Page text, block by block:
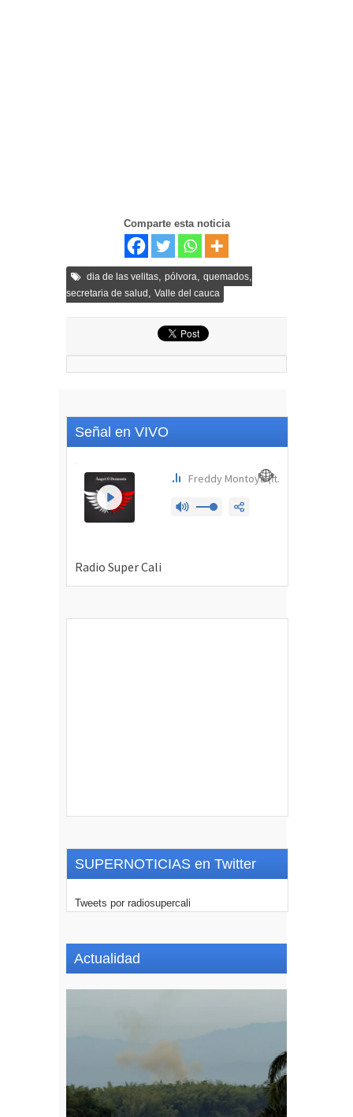
Comparte esta noticia
dia de las velitas pólvora quemados
secretaria de salud Valle del cauca
Señal en VIVO
SUPERNOTICIAS en Twitter
Tweets por radiosupercali
Actualidad